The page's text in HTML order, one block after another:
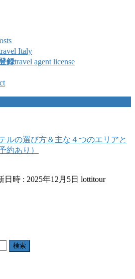
Italy
録travel agent license
ルの選び方＆主な４つのエリアと
約あり）
日時 : 2025年12月5日 lottitour